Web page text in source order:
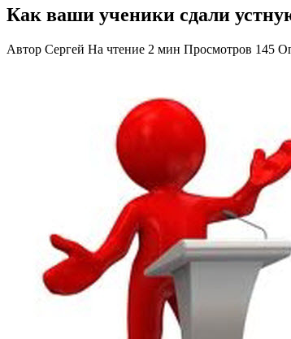
Как ваши ученики сдали
Автор Сергей На чтение 2 мин Просмотров 145